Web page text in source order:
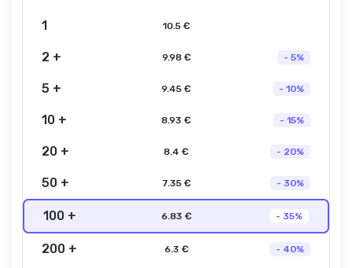
1 10.5 €
2 + 9.98 € - 5%
5 + 9.45 € - 10%
10 + 8.93 € - 15%
20 + 8.4 € - 20%
50 + 7.35 € - 30%
100 + 6.83 € - 35%
200 + 6.3 € - 40%